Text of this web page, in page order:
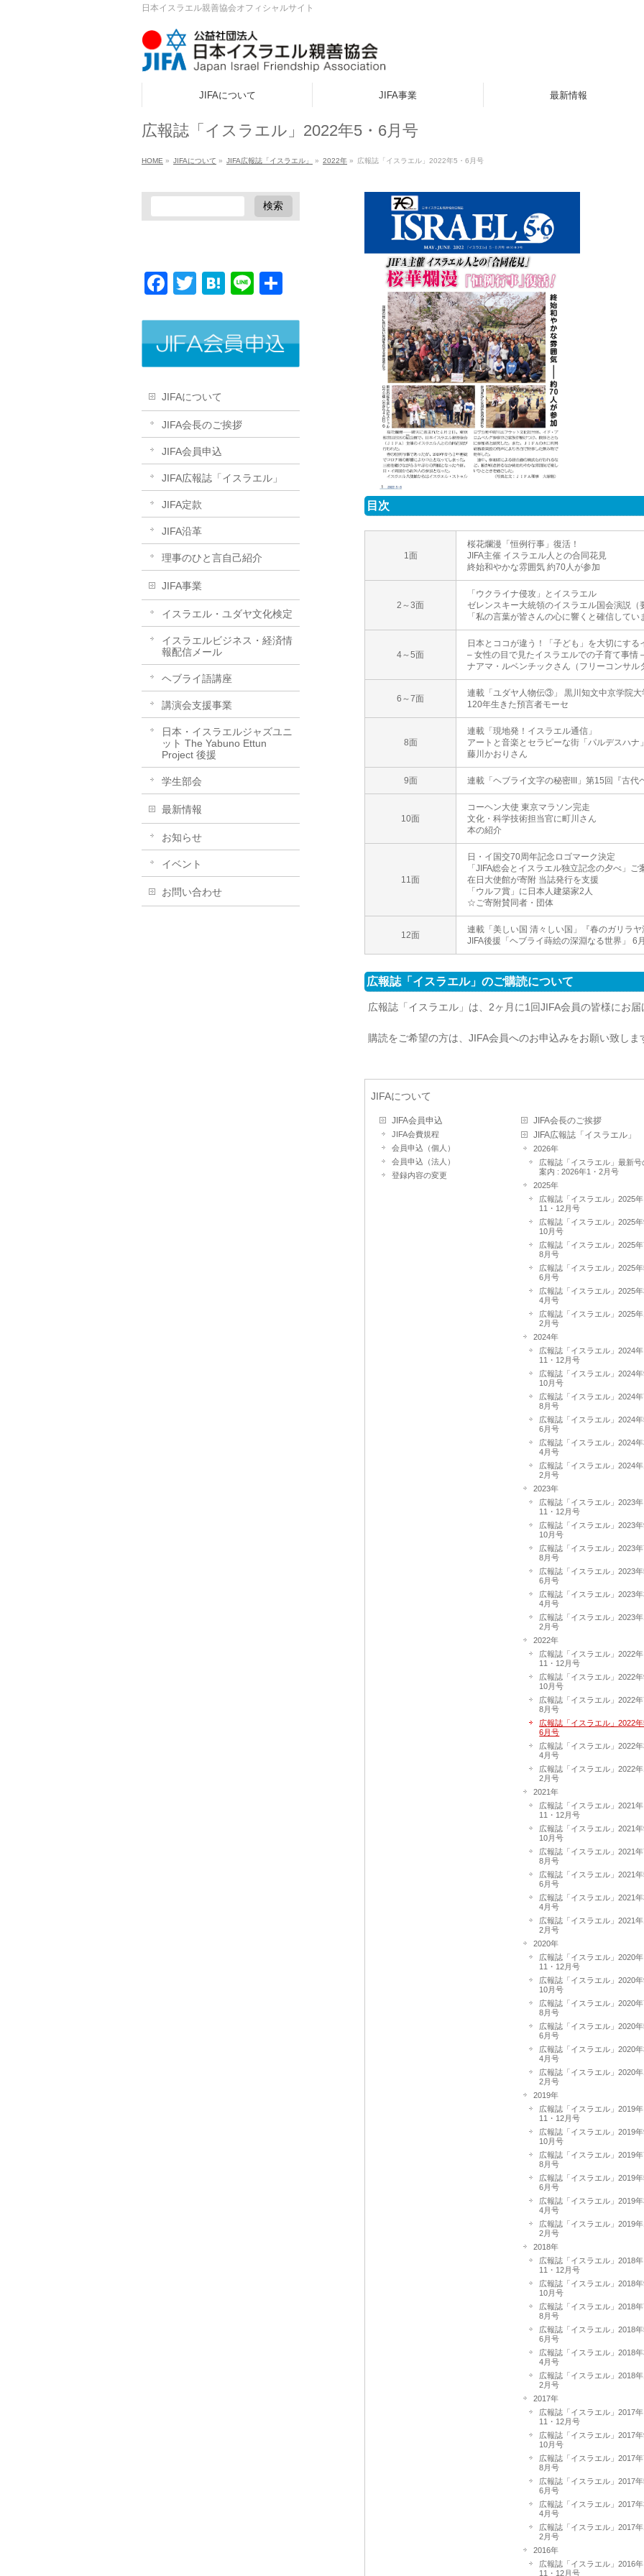
日本イスラエル親善協会オフィシャルサイト
JIFAについて JIFA事業 最新情報
広報誌「イスラエル」2022年5・6月号
HOME » JIFAについて » JIFA広報誌「イスラエル」 » 2022年 » 広報誌「イスラエル」2022年5・6月号
目次
1面
桜花爛漫「恒例行事」復活！
JIFA主催 イスラエル人との合同花見
終始和やかな雰囲気 約70人が参加
2～3面
「ウクライナ侵攻」とイスラエル
ゼレンスキー大統領のイスラエル国会演説（
「私の言葉が皆さんの心に響くと確信してい
4～5面
日本とココが違う！「子ども」を大切にする
– 女性の目で見たイスラエルでの子育て事情
ナアマ・ルベンチックさん（フリーコンサル
6～7面
連載「ユダヤ人物伝③」 黒川知文中京学院大
120年生きた預言者モーセ
8面
連載「現地発！イスラエル通信」
アートと音楽とセラピーな街「パルデスハナ」
藤川かおりさん
9面 連載「ヘブライ文字の秘密III」第15回『古代
10面
コーヘン大使 東京マラソン完走
文化・科学技術担当官に町川さん
本の紹介
11面
日・イ国交70周年記念ロゴマーク決定
「JIFA総会とイスラエル独立記念の夕べ」ご
在日大使館が寄附 当誌発行を支援
「ウルフ賞」に日本人建築家2人
☆ご寄附賛同者・団体
12面
連載「美しい国 清々しい国」『春のガリラヤ
JIFA後援「ヘブライ蒔絵の深淵なる世界」 6
広報誌「イスラエル」のご購読について
広報誌「イスラエル」は、2ヶ月に1回JIFA会員の皆様にお届
購読をご希望の方は、JIFA会員へのお申込みをお願い致しま
JIFAについて
JIFA会員申込
JIFA会費規程
会員申込（個人）
会員申込（法人）
登録内容の変更
JIFA会長のご挨拶
JIFA広報誌「イスラエル」
2026年
広報誌「イスラエル」最新号
案内 : 2026年1・2月号
2025年
広報誌「イスラエル」2025年
11・12月号
広報誌「イスラエル」2025年
10月号
広報誌「イスラエル」2025年
8月号
広報誌「イスラエル」2025年
6月号
広報誌「イスラエル」2025年
4月号
広報誌「イスラエル」2025年
2月号
2024年
広報誌「イスラエル」2024年
11・12月号
広報誌「イスラエル」2024年
10月号
広報誌「イスラエル」2024年
8月号
広報誌「イスラエル」2024年
6月号
広報誌「イスラエル」2024年
4月号
広報誌「イスラエル」2024年
2月号
2023年
広報誌「イスラエル」2023年
11・12月号
広報誌「イスラエル」2023年
10月号
広報誌「イスラエル」2023年
8月号
広報誌「イスラエル」2023年
6月号
広報誌「イスラエル」2023年
4月号
広報誌「イスラエル」2023年
2月号
2022年
広報誌「イスラエル」2022年
11・12月号
広報誌「イスラエル」2022年
10月号
広報誌「イスラエル」2022年
8月号
広報誌「イスラエル」2022年
6月号
広報誌「イスラエル」2022年
4月号
広報誌「イスラエル」2022年
2月号
2021年
広報誌「イスラエル」2021年
11・12月号
広報誌「イスラエル」2021年
10月号
広報誌「イスラエル」2021年
8月号
広報誌「イスラエル」2021年
6月号
広報誌「イスラエル」2021年
4月号
広報誌「イスラエル」2021年
2月号
2020年
広報誌「イスラエル」2020年
11・12月号
広報誌「イスラエル」2020年
10月号
広報誌「イスラエル」2020年
8月号
広報誌「イスラエル」2020年
6月号
広報誌「イスラエル」2020年
4月号
広報誌「イスラエル」2020年
2月号
2019年
広報誌「イスラエル」2019年
11・12月号
広報誌「イスラエル」2019年
10月号
広報誌「イスラエル」2019年
8月号
広報誌「イスラエル」2019年
6月号
広報誌「イスラエル」2019年
4月号
広報誌「イスラエル」2019年
2月号
2018年
広報誌「イスラエル」2018年
11・12月号
広報誌「イスラエル」2018年
10月号
広報誌「イスラエル」2018年
8月号
広報誌「イスラエル」2018年
6月号
広報誌「イスラエル」2018年
4月号
広報誌「イスラエル」2018年
2月号
2017年
広報誌「イスラエル」2017年
11・12月号
広報誌「イスラエル」2017年
10月号
広報誌「イスラエル」2017年
8月号
広報誌「イスラエル」2017年
6月号
広報誌「イスラエル」2017年
4月号
広報誌「イスラエル」2017年
2月号
2016年
広報誌「イスラエル」2016年
11・12月号
Facebook
TwitterHatena
Line
JIFAについて
JIFA会長のご挨拶
JIFA会員申込
JIFA広報誌「イスラエル」
JIFA定款
JIFA沿革
理事のひと言自己紹介
JIFA事業
イスラエル・ユダヤ文化検定
イスラエルビジネス・経済情
報配信メール
ヘブライ語講座
講演会支援事業
日本・イスラエルジャズユニ
ット The Yabuno Ettun
Project 後援
学生部会
最新情報
お知らせ
イベント
お問い合わせ